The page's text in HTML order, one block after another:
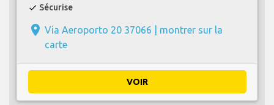
check Sécurise
place Via Aeroporto 20 37066 | montrer sur la
carte
VOIR